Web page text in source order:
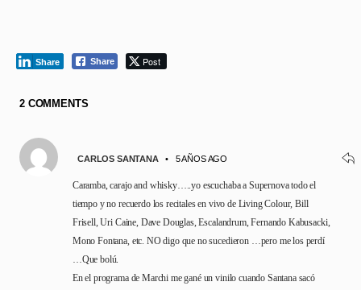
Share Post
Share
2 COMMENTS
CARLOS SANTANA• 5 AÑOS AGO
Caramba, carajo and whisky…..yo escuchaba a Supernova todo el
tiempo y no recuerdo los recitales en vivo de Living Colour, Bill
Frisell, Uri Caine, Dave Douglas, Escalandrum, Fernando Kabusacki,
Mono Fontana, etc. NO digo que no sucedieron …pero me los perdí
…Que bolú.
En el programa de Marchi me gané un vinilo cuando Santana sacó